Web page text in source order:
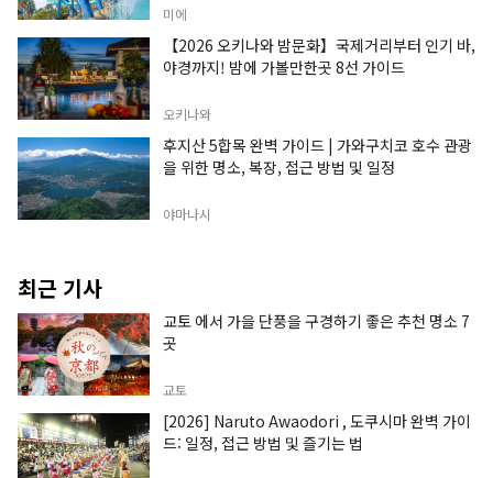
미에
【2026 오키나와 밤문화】국제거리부터 인기 바,
야경까지! 밤에 가볼만한곳 8선 가이드
오키나와
후지산 5합목 완벽 가이드 | 가와구치코 호수 관광
을 위한 명소, 복장, 접근 방법 및 일정
야마나시
최근 기사
교토 에서 가을 단풍을 구경하기 좋은 추천 명소 7
곳
교토
[2026] Naruto Awaodori , 도쿠시마 완벽 가이
드: 일정, 접근 방법 및 즐기는 법